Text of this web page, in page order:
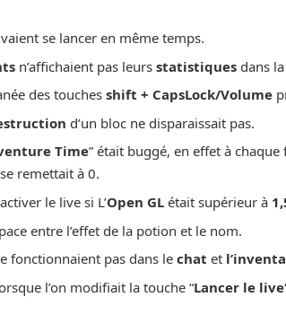
se lancer en même temps.
n’affichaient pas leurs statistiques dans
des touchesshift + CapsLock/Volume
d’un bloc ne disparaissait pas.
Time” était buggé, en effet à
remettait à 0.
le live si L’Open GL était supérieur à
entre l’effet de la potion et le nom.
fonctionnaient pas dans lechat et
l’on modifiait la touche “Lancer le live